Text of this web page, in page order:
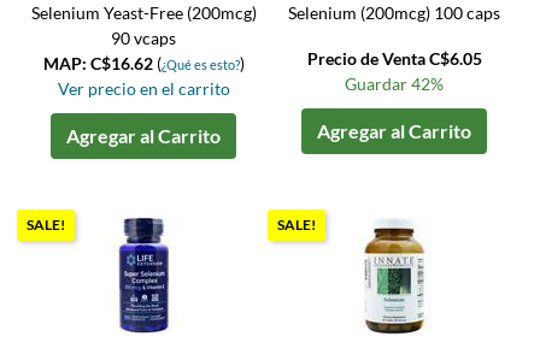
Selenium Yeast-Free (200mcg)
90 vcaps
MAP: C$16.62 (¿Qué es esto?)
Ver precio en el carrito
Agregar al Carrito
Selenium (200mcg) 100 caps
Precio de Venta C$6.05
Guardar 42%
Agregar al Carrito
SALE! SALE!